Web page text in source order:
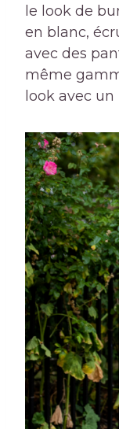
le look de
en blanc,
avec des
même
look avec